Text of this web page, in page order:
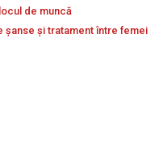
de muncă
șanse și tratament între femei